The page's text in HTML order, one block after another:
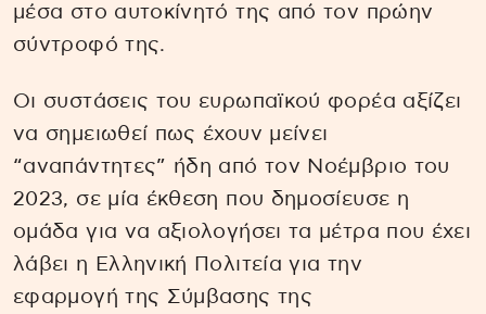
μέσα στο αυτοκίνητό της από τον πρώην
σύντροφό της.
Οι συστάσεις του ευρωπαϊκού φορέα αξίζει
να σημειωθεί πως έχουν μείνει
“αναπάντητες” ήδη από τον Νοέμβριο του
2023, σε μία έκθεση που δημοσίευσε η
ομάδα για να αξιολογήσει τα μέτρα που έχει
λάβει η Ελληνική Πολιτεία για την
εφαρμογή της Σύμβασης της